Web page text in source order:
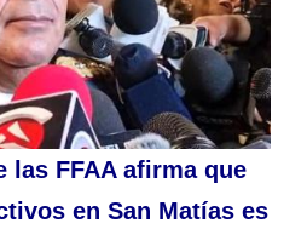
las FFAA afirma que
en San Matías es